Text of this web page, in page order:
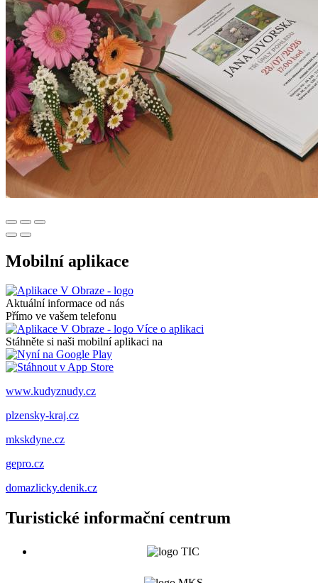
Mobilní aplikace
Aktuální informace od nás
Přímo ve vašem telefonu
Více o aplikaci
Stáhněte si naši mobilní aplikaci na
www.kudyznudy.cz
plzensky-kraj.cz
mkskdyne.cz
gepro.cz
domazlicky.denik.cz
Turistické informační centrum